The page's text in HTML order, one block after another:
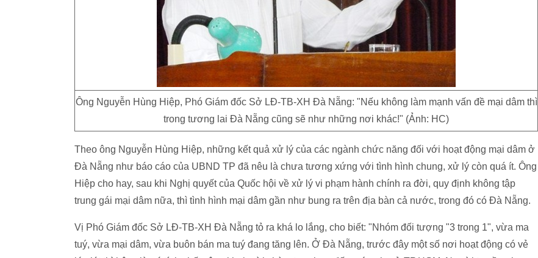
Ông Nguyễn Hùng Hiệp, Phó Giám đốc Sở LĐ-TB-XH Đà Nẵng: "Nếu không làm mạnh vấn đề mại dâm thì
trong tương lai Đà Nẵng cũng sẽ như những nơi khác!" (Ảnh: HC)
Theo ông Nguyễn Hùng Hiệp, những kết quả xử lý của các ngành chức năng đối với hoạt động mại dâm ở
Đà Nẵng như báo cáo của UBND TP đã nêu là chưa tương xứng với tình hình chung, xử lý còn quá ít. Ông
Hiệp cho hay, sau khi Nghị quyết của Quốc hội về xử lý vi phạm hành chính ra đời, quy định không tập
trung gái mại dâm nữa, thì tình hình mại dâm gần như bung ra trên địa bàn cả nước, trong đó có Đà Nẵng.
Vị Phó Giám đốc Sở LĐ-TB-XH Đà Nẵng tỏ ra khá lo lắng, cho biết: "Nhóm đối tượng "3 trong 1", vừa ma
tuý, vừa mại dâm, vừa buôn bán ma tuý đang tăng lên. Ở Đà Nẵng, trước đây một số nơi hoạt động có vẻ